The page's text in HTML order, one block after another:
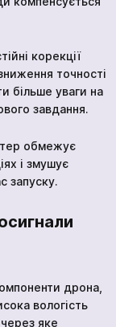
корекції
точності
більше уваги на
завдання.
обмежує
і змушує
запуску.
дрона,
вологість
яке